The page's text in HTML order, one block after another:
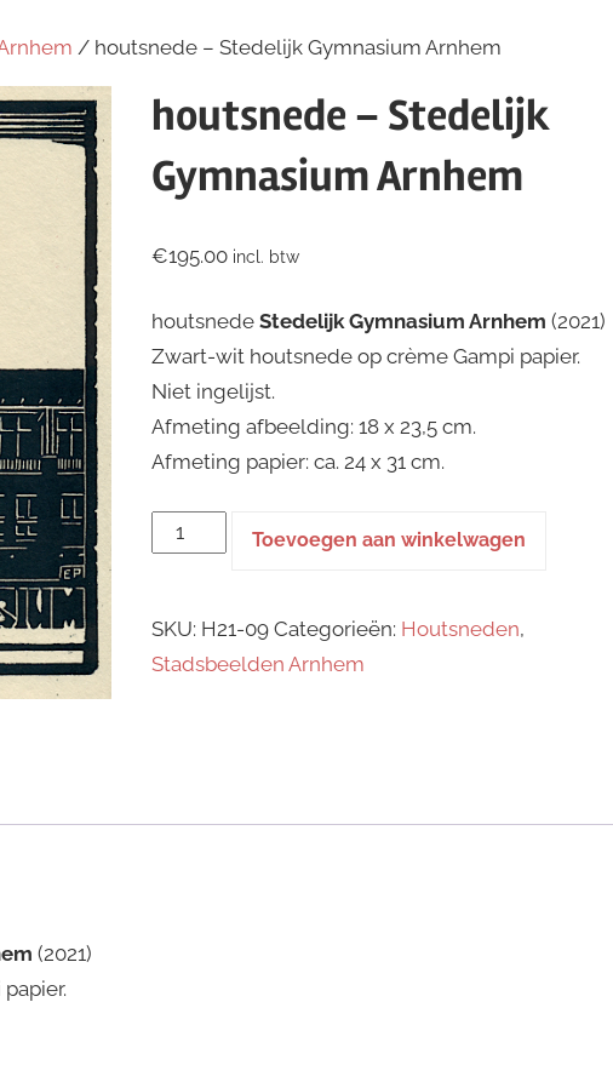
/ houtsnede – Stedelijk Gymnasium Arnhem
houtsnede – Stedelijk
Gymnasium Arnhem
€195.00 incl. btw
houtsnedeStedelijk Gymnasium Arnhem (2021)
Zwart-wit houtsnede op crème Gampi papier.
Niet ingelijst.
Afmeting afbeelding: 18 x 23,5 cm.
Afmeting papier: ca. 24 x 31 cm.
houtsnede
–
Gymnasium
Arnhem
Toevoegen aan winkelwagen
SKU: H21-09 Categorieën: Houtsneden,
Stadsbeelden Arnhem
(2021)